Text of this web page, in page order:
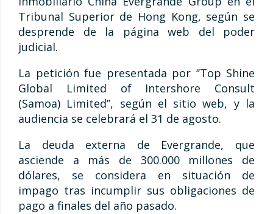
Tribunal Superior de Hong Kong, según se
desprende de la página web del poder
judicial.
La petición fue presentada por ‘’Top Shine
Global Limited of Intershore Consult
(Samoa) Limited’’, según el sitio web, y la
audiencia se celebrará el 31 de agosto.
La deuda externa de Evergrande, que
asciende a más de 300.000 millones de
dólares, se considera en situación de
impago tras incumplir sus obligaciones de
pago a finales del año pasado.